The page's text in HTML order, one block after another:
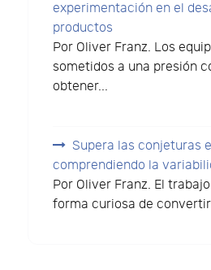
experimentación en el
productos
Por Oliver Franz. Los
sometidos a una presión
obtener...
Supera las conjeturas
comprendiendo la
Por Oliver Franz. El
forma curiosa de